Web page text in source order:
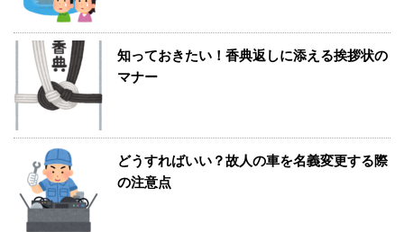
知っておきたい！香典返しに添える挨拶状の
マナー
どうすればいい？故人の車を名義変更する際
の注意点